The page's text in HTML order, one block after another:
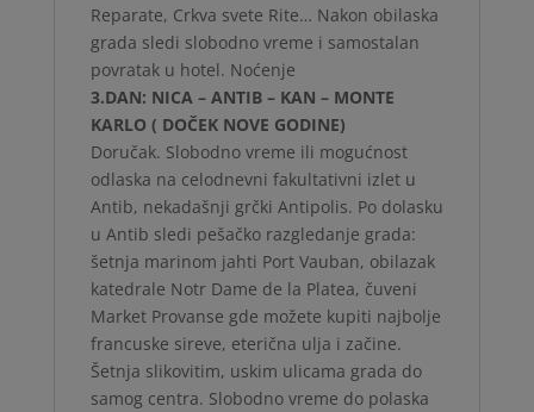
Reparate, Crkva svete Rite… Nakon obilaska
grada sledi slobodno vreme i samostalan
povratak u hotel. Noćenje
3.DAN: NICA – ANTIB – KAN – MONTE
KARLO ( DOČEK NOVE GODINE)
Doručak. Slobodno vreme ili mogućnost
odlaska na celodnevni fakultativni izlet u
Antib, nekadašnji grčki Antipolis. Po dolasku
u Antib sledi pešačko razgledanje grada:
šetnja marinom jahti Port Vauban, obilazak
katedrale Notr Dame de la Platea, čuveni
Market Provanse gde možete kupiti najbolje
francuske sireve, eterična ulja i začine.
Šetnja slikovitim, uskim ulicama grada do
samog centra. Slobodno vreme do polaska